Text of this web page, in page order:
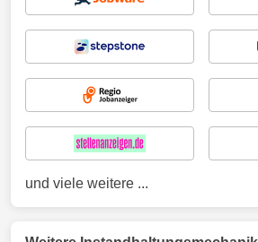
und viele weitere ...